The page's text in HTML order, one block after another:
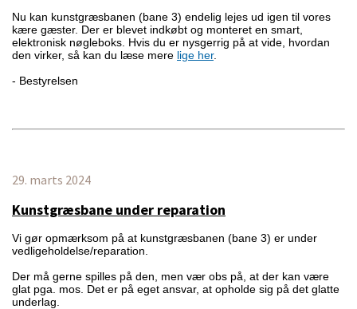
Nu kan kunstgræsbanen (bane 3) endelig lejes ud igen til vores
kære gæster. Der er blevet indkøbt og monteret en smart,
elektronisk nøgleboks. Hvis du er nysgerrig på at vide, hvordan
den virker, så kan du læse mere lige her.
- Bestyrelsen
29. marts 2024
Kunstgræsbane under reparation
Vi gør opmærksom på at kunstgræsbanen (bane 3) er under
vedligeholdelse/reparation.
Der må gerne spilles på den, men vær obs på, at der kan være
glat pga. mos. Det er på eget ansvar, at opholde sig på det glatte
underlag.